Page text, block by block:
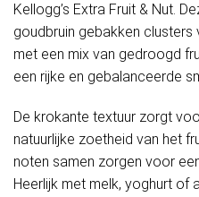
Kellogg’s Extra Fruit & Nut.
goudbruin gebakken clusters
met een mix van gedroogd
een rijke en gebalanceerde
De krokante textuur zorgt
natuurlijke zoetheid van het
noten samen zorgen voor
Heerlijk met melk, yoghurt of